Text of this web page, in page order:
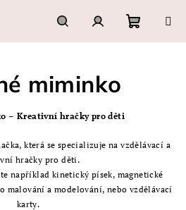
HledatPřihlášení
miminko
– Kreativní hračky pro děti
která se specializuje na vzdělávací a
hračky pro děti.
například kinetický písek, magnetické
malování a modelování, nebo vzdělávací
karty.